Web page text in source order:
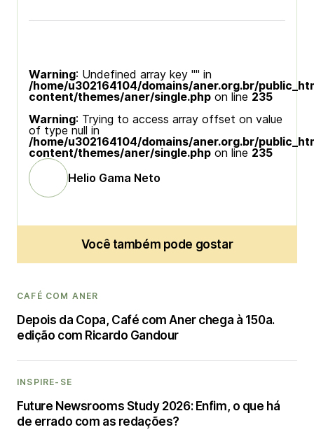
Warning: Undefined array key "" in
/home/u302164104/domains/aner.org.br/
content/themes/aner/single.php on line 235
Warning: Trying to access array offset on value
of type null in
/home/u302164104/domains/aner.org.br/
content/themes/aner/single.php on line 235
Helio Gama Neto
Você também pode gostar
CAFÉ COM ANER
Depois da Copa, Café com Aner chega à 150a.
edição com Ricardo Gandour
INSPIRE-SE
Future Newsrooms Study 2026: Enfim, o que há
de errado com as redações?